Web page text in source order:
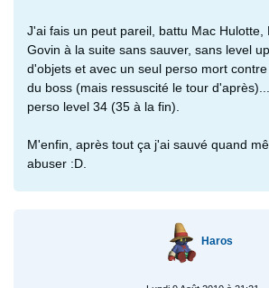
J'ai fais un peut pareil, battu Mac Hulotte,
Govin à la suite sans sauver, sans level
d'objets et avec un seul perso mort
du boss (mais ressuscité le tour
perso level 34 (35 à la fin).
M'enfin, après tout ça j'ai sauvé quand
abuser :D.
Haros